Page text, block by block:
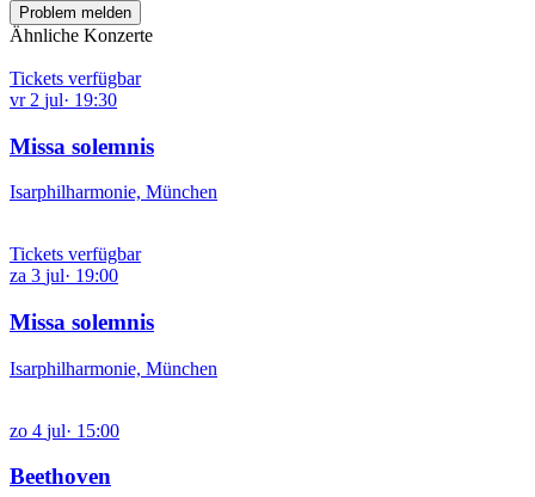
Problem melden
Ähnliche Konzerte
Tickets verfügbar
vr 2 jul· 19:30
Missa solemnis
Isarphilharmonie, München
Tickets verfügbar
za 3 jul· 19:00
Missa solemnis
Isarphilharmonie, München
zo 4 jul· 15:00
Beethoven